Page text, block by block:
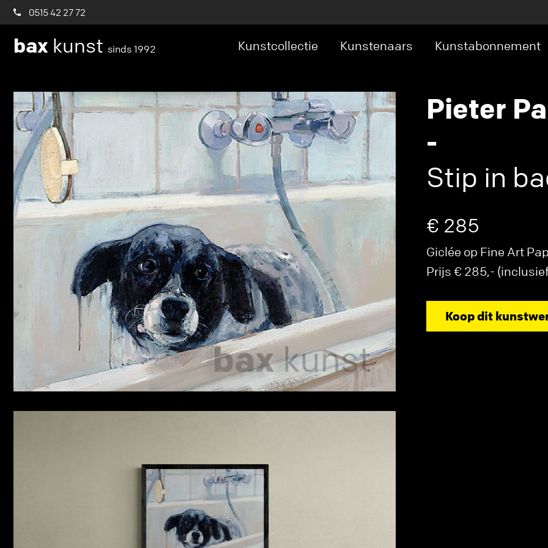
0515 42 27 72
bax kunst sinds 1992 Kunstcollectie Kunstenaars Kunstabonnement
Pieter
-
Stip in
€ 285
Giclée op Fine Art
Prijs € 285,-
Koop dit